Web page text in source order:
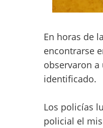
En horas de
encontrarse
observaron
identificado.
Los policías
policial el